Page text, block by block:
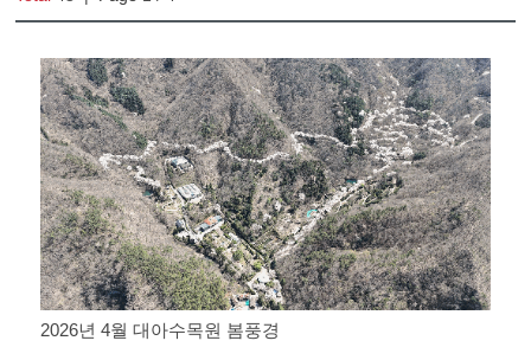
2026년 4월 대아수목원 봄풍경